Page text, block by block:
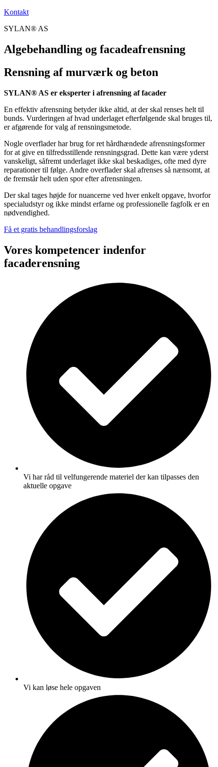
Kontakt
SYLAN® AS
Algebehandling og facadeafrensning
Rensning af murværk og beton
SYLAN® AS er eksperter i afrensning af facader
En effektiv afrensning betyder ikke altid, at der skal renses helt til
bunds. Vurderingen af hvad underlaget efterfølgende skal bruges til,
er afgørende for valg af rensningsmetode.
Nogle overflader har brug for ret hårdhændede afrensningsformer
for at give en tilfredsstillende rensningsgrad. Dette kan være yderst
vanskeligt, såfremt underlaget ikke skal beskadiges, ofte med dyre
reparationer til følge. Andre overflader skal afrenses så nænsomt, at
de fremstår helt uden spor efter afrensningen.
Der skal tages højde for nuancerne ved hver enkelt opgave, hvorfor
specialudstyr og ikke mindst erfarne og professionelle fagfolk er en
nødvendighed.
Få et gratis behandlingsforslag
Vores kompetencer indenfor
facaderensning
Vi har råd til velfungerende materiel der kan tilpasses den
aktuelle opgave
Vi kan løse hele opgaven